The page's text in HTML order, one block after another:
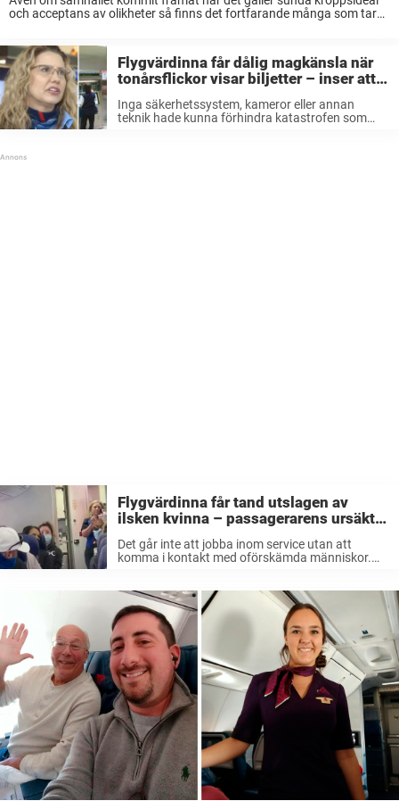
och acceptans av olikheter så finns det fortfarande många som tar
Flygvärdinna får dålig magkänsla när
tonårsflickor visar biljetter – inser att
de är i livsfara och släpper allt
Inga säkerhetssystem, kameror eller annan
teknik hade kunna förhindra katastrofen som
Flygvärdinna får tand utslagen av
ilsken kvinna – passagerarens ursäkt
får nätet att koka
Det går inte att jobba inom service utan att
komma i kontakt med oförskämda människor.
det som hände ...